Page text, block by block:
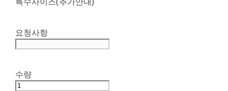
요청사항
수량